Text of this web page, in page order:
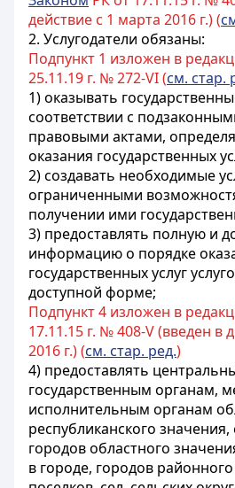
действие с 1 марта 2016 г.) (
2. Услугодатели обязаны:
Подпункт 1 изложен в
25.11.19 г. № 272-VI (см. стар.
1) оказывать
соответствии с
правовыми актами,
оказания государственных
2) создавать необходимые
ограниченными
получении ими
3) предоставлять полную и
информацию о порядке
государственных услуг
доступной форме;
Подпункт 4 изложен в
17.11.15 г. № 408-V (введен в
2016 г.) (см. стар. ред.)
4) предоставлять
государственным органам,
исполнительным органам
республиканского
городов областного
в городе, городов